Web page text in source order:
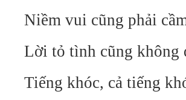
Niềm vui cũng phải
Lời tỏ tình cũng không
Tiếng khóc, cả tiếng